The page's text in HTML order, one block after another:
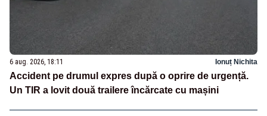
6 aug. 2026, 18:11 Ionuț Nichita
Accident pe drumul expres după o oprire de urgență.
Un TIR a lovit două trailere încărcate cu mașini